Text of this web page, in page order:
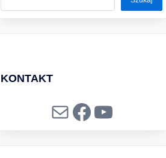
KONTAKT
MailFacebook
YouTube